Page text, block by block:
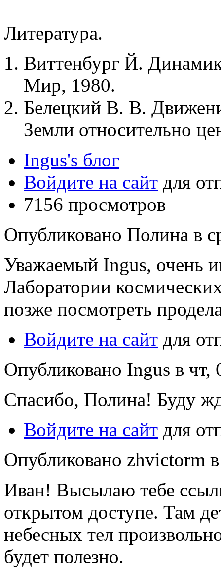
Литература.
Виттенбург Й.
Мир, 1980.
Белецкий В. В.
Земли относительно
Ingus's блог
Войдите на сайт для
7156 просмотров
Опубликовано Полина в
Уважаемый Ingus, очень
Лаборатории
позже посмотреть
Войдите на сайт для
Опубликовано Ingus в
Спасибо, Полина! Буду
Войдите на сайт для
Опубликовано zhvictorm
Иван! Высылаю тебе
открытом доступе. Там
небесных тел
будет полезно.